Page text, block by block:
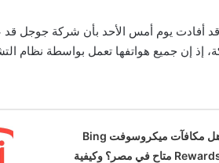
قد أفادت يوم أمس الأحد بأن شركة جوجل
إذ إن جميع هواتفها تعمل بواسطة نظام
هل مكافآت ميكروسوفت Bing
Rewards متاح في مصر؟ وكيفية